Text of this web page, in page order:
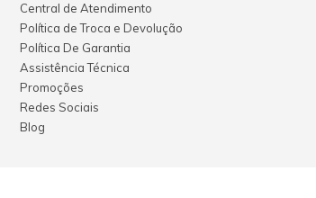
Central de Atendimento
Política de Troca e Devolução
Política De Garantia
Assistência Técnica
Promoções
Redes Sociais
Blog